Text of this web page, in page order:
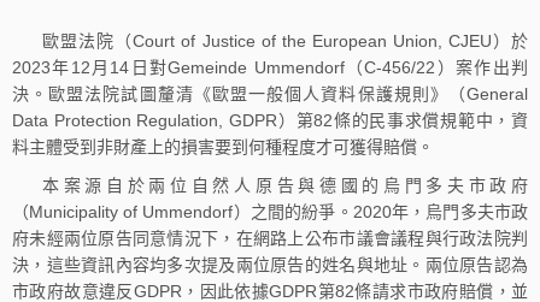
歐盟法院（Court of Justice of the European Union, CJEU）於
2023年12月14日對Gemeinde Ummendorf（C‑456/22）案作出判
決。歐盟法院試圖釐清《歐盟一般個人資料保護規則》（General
Data Protection Regulation, GDPR）第82條的民事求償規範中，資
料主體受到非財產上的損害要到何種程度才可獲得賠償。
本案源自於兩位自然人原告與德國的烏門多夫市政府
（Municipality of Ummendorf）之間的紛爭。2020年，烏門多夫市政
府未經兩位原告同意情況下，在網路上公布市議會議程與行政法院判
決，這些資訊內容均多次提及兩位原告的姓名與地址。兩位原告認為
市政府故意違反GDPR，因此依據GDPR第82條請求市政府賠償，並